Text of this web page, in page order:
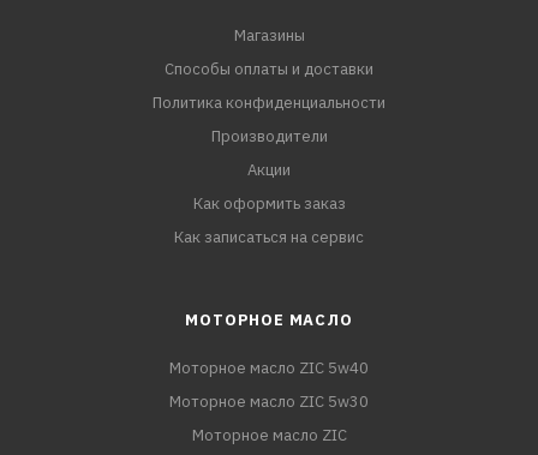
Магазины
Способы оплаты и доставки
Политика конфиденциальности
Производители
Акции
Как оформить заказ
Как записаться на сервис
МОТОРНОЕ МАСЛО
Моторное масло ZIC 5w40
Моторное масло ZIC 5w30
Моторное масло ZIC